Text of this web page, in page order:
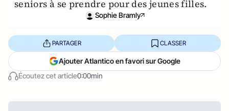
seniors à se prendre pour des jeunes filles.
Sophie Bramly
Écoutez cet article0:00min
PARTAGER CLASSER
Ajouter Atlantico en favori sur Google